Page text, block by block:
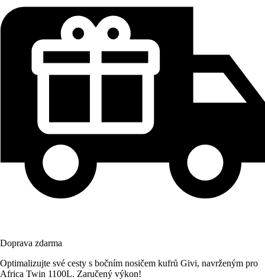
Doprava zdarma
Optimalizujte své cesty s bočním nosičem kufrů Givi, navrženým pro
Africa Twin 1100L. Zaručený výkon!